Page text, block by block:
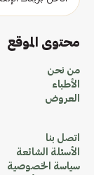
محتوى الموقع
من نحن
الأطباء
العروض
اتصل بنا
الأسئلة الشائعة
سياسة الخصوصية